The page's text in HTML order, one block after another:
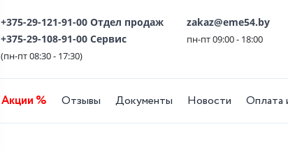
+375-29-121-91-00 Отдел продаж
+375-29-108-91-00 Сервис
(пн-пт 08:30 - 17:30)
zakaz@eme54.by
пн-пт 09:00 - 18:00
Акции % Отзывы Документы Новости Оплата